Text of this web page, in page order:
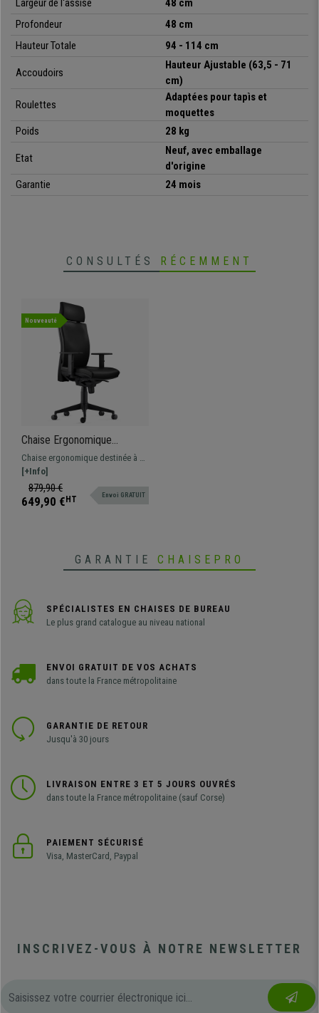
• Assise réglable en hauteur
• Capitonnage en Cuir Synthétique
Trés Pratique, design ergonomique
• Mécanisme Synchrone de Balancement
Largeur de l'assise
48 cm
Profondeur
48 cm
Hauteur Totale
94 - 114 cm
Accoudoirs
Hauteur Ajustable (63,5 - 71
cm)
Roulettes
Adaptées pour tapìs et
moquettes
Poids
28 kg
Etat
Neuf, avec emballage
d'origine
Garantie
24 mois
CONSULTÉS RÉCEMMENT
Nouveauté
Chaise Ergonomique
MARVEL, avec Appui-tête et
Support Lombaire, en Cuir,
Noir
Chaise ergonomique destinée à un
usage professionnel avec dossier
ajustable, support lombaire et
accoudoirs réglables en hauteur.
[+Info]
879,90 €
649,90 € HT Envoi GRATUIT
GARANTIE CHAISEPRO
SPÉCIALISTES EN CHAISES DE BUREAU
Le plus grand catalogue au niveau national
ENVOI GRATUIT DE VOS ACHATS
dans toute la France métropolitaine
GARANTIE DE RETOUR
Jusqu'à 30 jours
LIVRAISON ENTRE 3 ET 5 JOURS OUVRÉS
dans toute la France métropolitaine (sauf Corse)
PAIEMENT SÉCURISÉ
Visa, MasterCard, Paypal
INSCRIVEZ-VOUS À NOTRE NEWSLETTER